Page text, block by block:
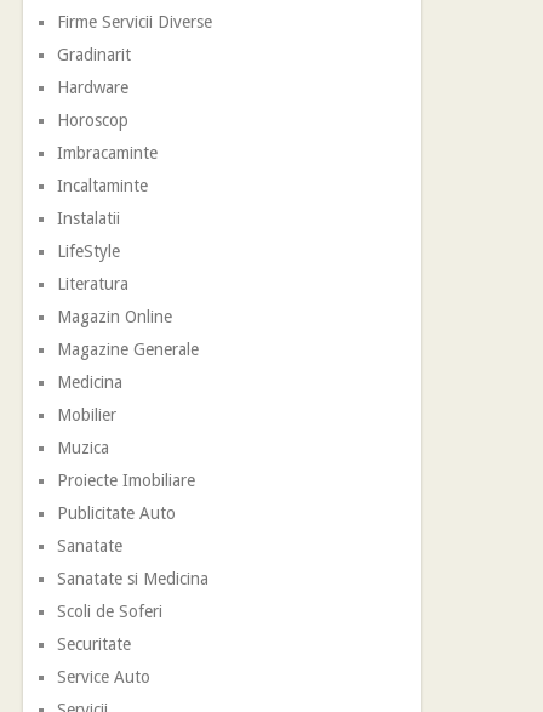
Firme Servicii Diverse
Gradinarit
Hardware
Horoscop
Imbracaminte
Incaltaminte
Instalatii
LifeStyle
Literatura
Magazin Online
Magazine Generale
Medicina
Mobilier
Muzica
Proiecte Imobiliare
Publicitate Auto
Sanatate
Sanatate si Medicina
Scoli de Soferi
Securitate
Service Auto